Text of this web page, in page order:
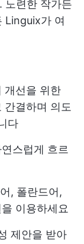
노련한 작가든
Linguix가 여
개선을 위한
결하며 의도
다
스럽게 흐르
, 폴란드어,
이용하세요
제안을 받아